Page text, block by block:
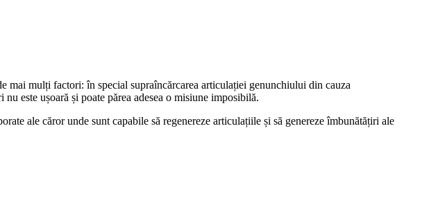
mai mulți factori: în special supraîncărcarea articulației genunchiului din cauza
este ușoară și poate părea adesea o misiune imposibilă.
ale căror unde sunt capabile să regenereze articulațiile și să genereze îmbunătățiri ale